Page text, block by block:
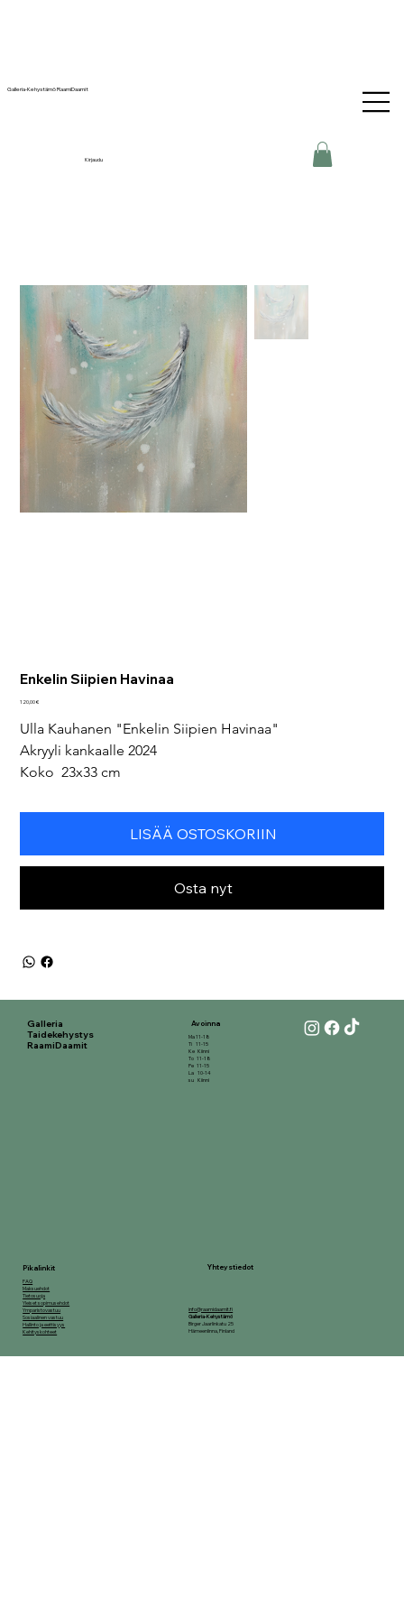
Galleria-Kehystämö RaamiDaamit
Kirjaudu
Enkelin Siipien Havinaa
Hinta
120,00 €
Ulla Kauhanen "Enkelin Siipien Havinaa"
Akryyli kankaalle 2024
Koko  23x33 cm
LISÄÄ OSTOSKORIIN
Osta nyt
Galleria
Taidekehystys
RaamiDaamit
FAQ
Maksuehdot
Tietosuoja
Yleiset sopimusehdot
Ymparistovastuu
Sosiaalinen vastuu
Hallinto ja eettisyys
Kehityskohteet
Pikalinkit Yhteystiedot
info@raamidaamit.fi
Galleria-Kehystämö
Birger Jaarlinkatu 25
Hämeenlinna, Finland
Ma 11-18
Ti 11-15
Ke Kiinni
To 11-18
Pe 11-15
La 10-14
su Kiinni
Avoinna